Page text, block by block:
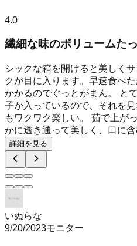
4.0
繊細な味のボリュームた
シックな箱を開けると美しく
クが目に入ります。早速食べ
かかるのでぐっとがまん。 と
子が入っているので、それを
もワクワク楽しい。 茹で上が
かに透き通って美しく、口に含
詳細を見る
いぬらな
9/20/2023モニター